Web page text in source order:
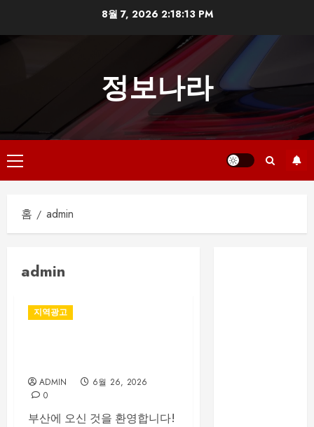
8월 7, 2026 2:18:13 PM
정보나라
기
본
뉴
홈 admin
admin
지역광고
ADMIN
6월 26, 2026
0
부산에 오신 것을 환영합니다!